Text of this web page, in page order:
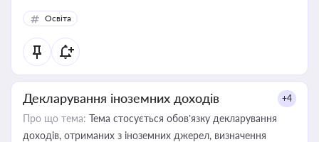
Освіта
Декларування іноземних доходів +4
Про що тема: Тема стосується обов’язку декларування
доходів, отриманих з іноземних джерел, визначення